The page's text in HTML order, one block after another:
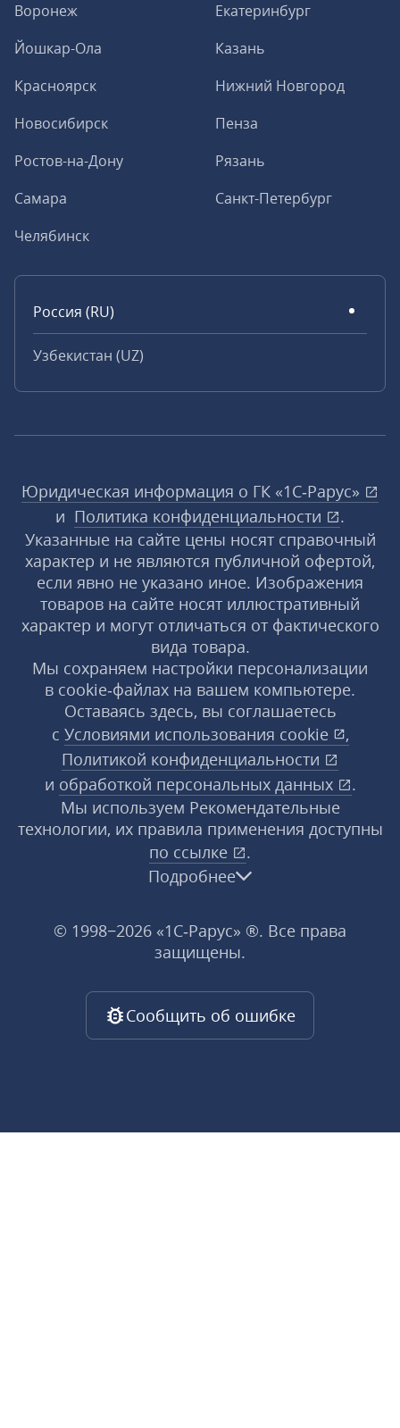
Воронеж
Екатеринбург
Йошкар-Ола
Казань
Красноярск
Нижний Новгород
Новосибирск
Пенза
Ростов-на-Дону
Рязань
Самара
Санкт-Петербург
Челябинск
Россия (RU)
Узбекистан (UZ)
Юридическая информация о ГК «1С‑Рарус»
и Политика конфиденциальности
.
Указанные на сайте цены носят справочный
характер и не являются публичной офертой,
если явно не указано иное. Изображения
товаров на сайте носят иллюстративный
характер и могут отличаться от фактического
вида товара.
Мы сохраняем настройки персонализации
в cookie‑файлах на вашем компьютере.
Оставаясь здесь, вы соглашаетесь
с Условиями использования cookie
,
Политикой конфиденциальности
и обработкой персональных данных
.
Мы используем Рекомендательные
технологии, их правила применения доступны
по ссылке
.
Подробнее
© 1998−2026 «1С‑Рарус» ®. Все права
защищены.
Сообщить об ошибке